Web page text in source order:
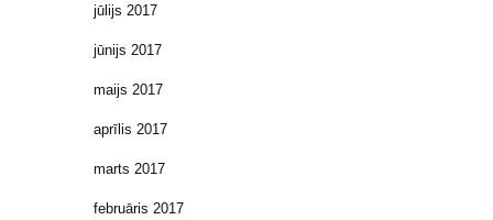
jūlijs 2017
jūnijs 2017
maijs 2017
aprīlis 2017
marts 2017
februāris 2017